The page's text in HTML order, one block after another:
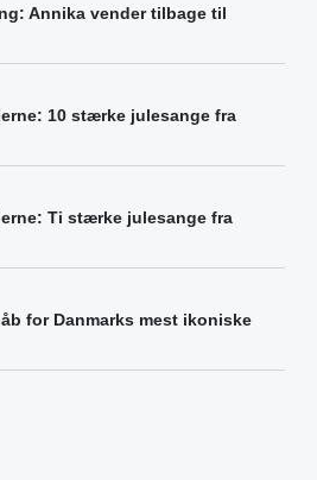
Annika vender tilbage til
10 stærke julesange fra
Ti stærke julesange fra
for Danmarks mest ikoniske